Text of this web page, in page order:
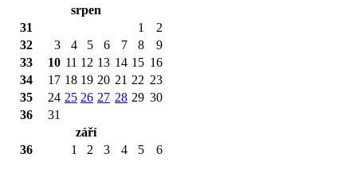
srpen
31
1
2
32
3 4 5 6 7 8
9
33
10 11 12 13 14 15 16
34
17 18 19 20 21 22 23
35
24 25 26 27 28 29 30
36
31
září
36
1 2 3 4 5 6